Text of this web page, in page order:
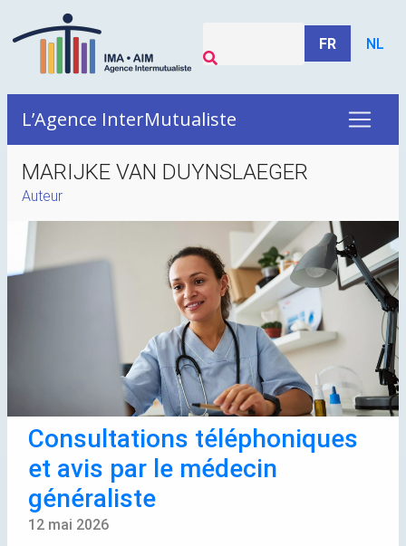
FR NL
L’Agence InterMutualiste
MARIJKE VAN DUYNSLAEGER
Auteur
Consultations téléphoniques
et avis par le médecin
généraliste
12 mai 2026